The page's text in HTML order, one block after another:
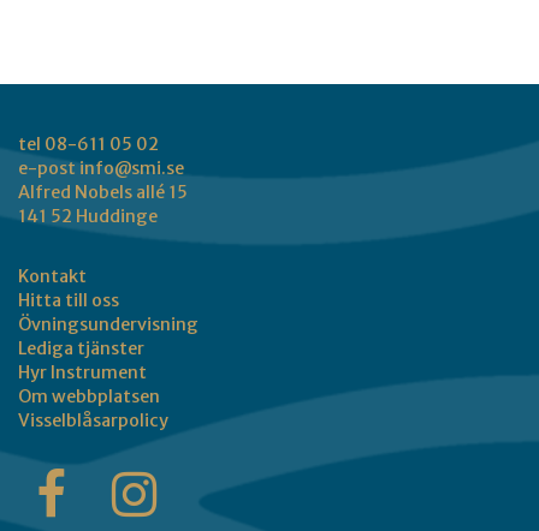
tel 08-611 05 02
e-postinfo@smi.se
Alfred Nobels allé 15
141 52 Huddinge
Kontakt
Hitta till oss
Övningsundervisning
Lediga tjänster
Hyr Instrument
Om webbplatsen
Visselblåsarpolicy